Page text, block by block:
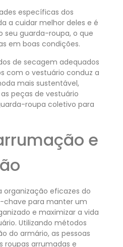
específicas dos
a cuidar melhor deles e é
seu guarda-roupa, o que
em boas condições.
de secagem adequados
com o vestuário conduz a
mais sustentável,
peças de vestuário
roupa coletivo para
e
eficazes do
chave para manter um
e maximizar a vida
Utilizando métodos
do armário, as pessoas
roupas arrumadas e